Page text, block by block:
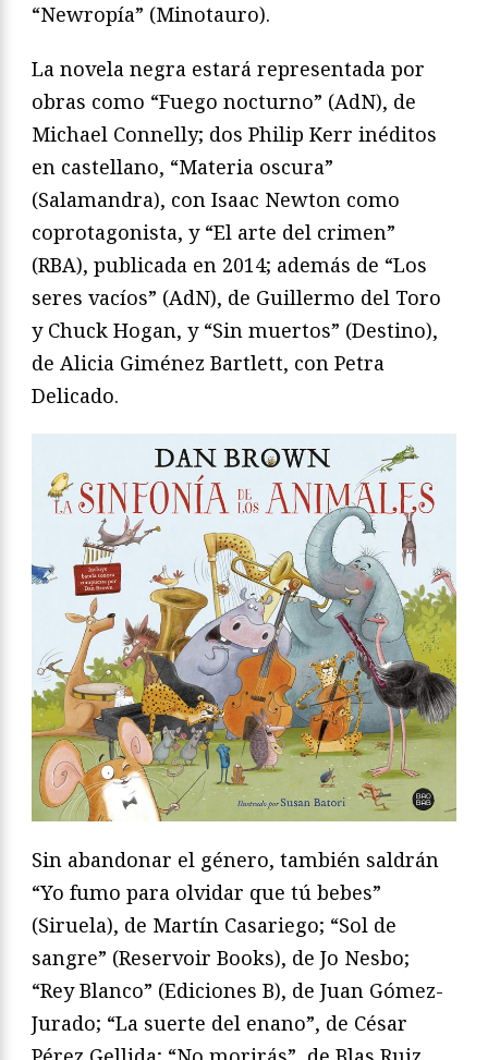
“Newropía” (Minotauro).
La novela negra estará representada por
obras como “Fuego nocturno” (AdN), de
Michael Connelly; dos Philip Kerr inéditos
en castellano, “Materia oscura”
(Salamandra), con Isaac Newton como
coprotagonista, y “El arte del crimen”
(RBA), publicada en 2014; además de “Los
seres vacíos” (AdN), de Guillermo del Toro
y Chuck Hogan, y “Sin muertos” (Destino),
de Alicia Giménez Bartlett, con Petra
Delicado.
Sin abandonar el género, también saldrán
“Yo fumo para olvidar que tú bebes”
(Siruela), de Martín Casariego; “Sol de
sangre” (Reservoir Books), de Jo Nesbo;
“Rey Blanco” (Ediciones B), de Juan Gómez-
Jurado; “La suerte del enano”, de César